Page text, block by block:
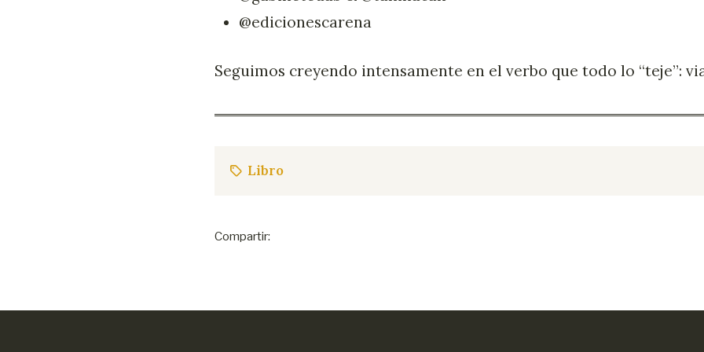
@edicionescarena
Seguimos creyendo intensamente en el verbo que todo lo “teje”:
Libro
Compartir: